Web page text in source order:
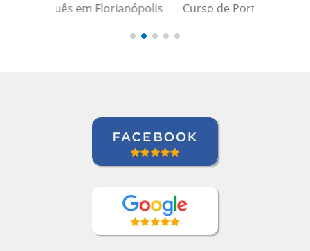
Curso de Português em Santos